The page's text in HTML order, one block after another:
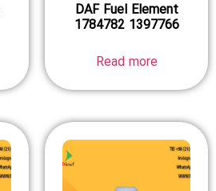
DAF Fuel Element
1784782 1397766
Read more